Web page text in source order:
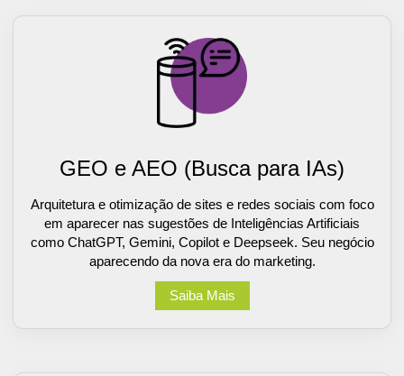
GEO e AEO (Busca para IAs)
Arquitetura e otimização de sites e redes sociais com foco
em aparecer nas sugestões de Inteligências Artificiais
como ChatGPT, Gemini, Copilot e Deepseek. Seu negócio
aparecendo da nova era do marketing.
Saiba Mais